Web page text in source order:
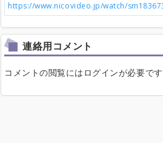
https://www.nicovideo.jp/watch/
連絡用コメント
コメントの閲覧にはログインが必要です